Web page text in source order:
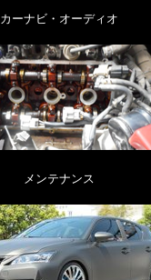
カーナビ・オーディオ
メンテナンス